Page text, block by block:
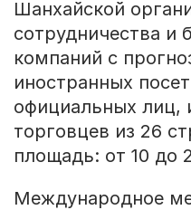
Шанхайской
сотрудничества и
компаний с
иностранных
официальных лиц,
торговцев из 26
площадь: от 10 до
Международное